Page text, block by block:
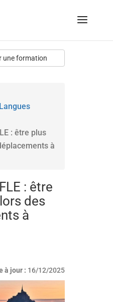
une formation
: être plus
à
: être
des
à
à jour : 16/12/2025